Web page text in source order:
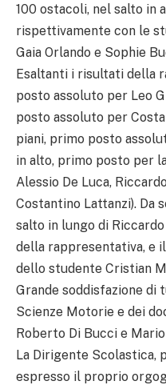
100 ostacoli, nel salto in
rispettivamente con le
Gaia Orlando e Sophie
Esaltanti i risultati della
posto assoluto per Leo
posto assoluto per
piani, primo posto
in alto, primo posto per
Alessio De Luca,
Costantino Lattanzi). Da
salto in lungo di
della rappresentativa, e
dello studente Cristian
Grande soddisfazione
Scienze Motorie e dei
Roberto Di Bucci e
La Dirigente Scolastica,
espresso il proprio